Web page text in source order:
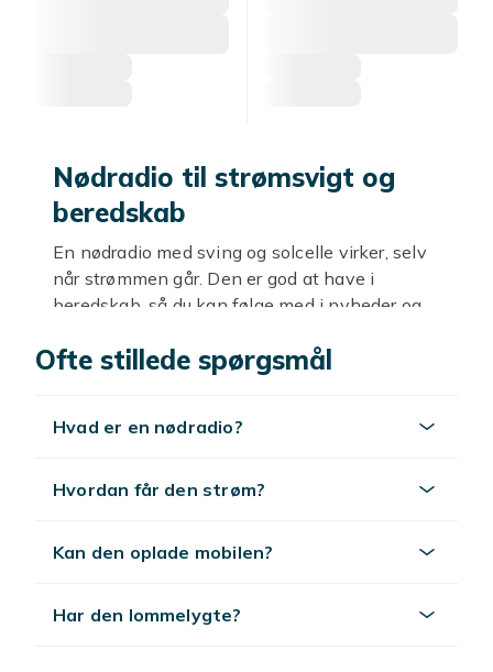
Nødradio til strømsvigt og
beredskab
En nødradio med sving og solcelle virker, selv
når strømmen går. Den er god at have i
beredskab, så du kan følge med i nyheder og
mange modeller til gode priser.
stikkontakten. Det gør den god at have ved
elektronik ikke virker, kan du stadig få
Flere strømkilder
Ofte stillede spørgsmål
Hvad er en nødradio?
Hvordan får den strøm?
Kan den oplade mobilen?
Har den lommelygte?